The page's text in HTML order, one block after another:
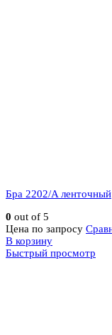
Бра 2202/A ленточный
0 out of 5
Цена по запросу
В корзину
Быстрый просмотр